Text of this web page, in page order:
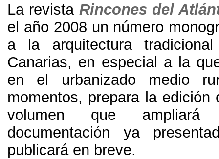
La revista Rincones del
el año 2008 un número
a la arquitectura
Canarias, en especial a la
en el urbanizado medio
momentos, prepara la edición
volumen que
documentación ya
publicará en breve.